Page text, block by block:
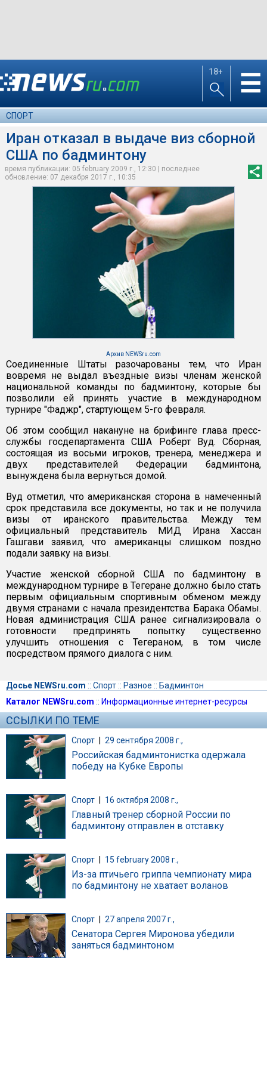
18+ ☰
СПОРТ
Иран отказал в выдаче виз сборной
США по бадминтону
время публикации: 05 february 2009 г., 12:30 | последнее
обновление: 07 декабря 2017 г., 10:35
Архив NEWSru.com
Соединенные Штаты разочарованы тем, что Иран
вовремя не выдал въездные визы членам женской
национальной команды по бадминтону, которые бы
позволили ей принять участие в международном
турнире "Фаджр", стартующем 5-го февраля.
Об этом сообщил накануне на брифинге глава пресс-
службы госдепартамента США Роберт Вуд. Сборная,
состоящая из восьми игроков, тренера, менеджера и
двух представителей Федерации бадминтона,
вынуждена была вернуться домой.
Вуд отметил, что американская сторона в намеченный
срок представила все документы, но так и не получила
визы от иранского правительства. Между тем
официальный представитель МИД Ирана Хассан
Гашгави заявил, что американцы слишком поздно
подали заявку на визы.
Участие женской сборной США по бадминтону в
международном турнире в Тегеране должно было стать
первым официальным спортивным обменом между
двумя странами с начала президентства Барака Обамы.
Новая администрация США ранее сигнализировала о
готовности предпринять попытку существенно
улучшить отношения с Тегераном, в том числе
посредством прямого диалога с ним.
Досье NEWSru.com :: Спорт:: Разное :: Бадминтон
Каталог NEWSru.com :: Информационные интернет-ресурсы
ССЫЛКИ ПО ТЕМЕ
Спорт | 29 сентября 2008 г.,
Российская бадминтонистка одержала
победу на Кубке Европы
Спорт 16 октября 2008 г.,
Главный тренер сборной России по
бадминтону отправлен в отставку
Спорт 15 february 2008 г.,
Из-за птичьего гриппа чемпионату мира
по бадминтону не хватает воланов
Спорт 27 апреля 2007 г.,
Сенатора Сергея Миронова убедили
заняться бадминтоном